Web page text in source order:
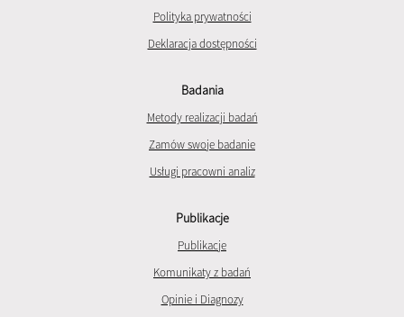
Polityka prywatności
Deklaracja dostępności
Badania
Metody realizacji badań
Zamów swoje badanie
Usługi pracowni analiz
Publikacje
Publikacje
Komunikaty z badań
Opinie i Diagnozy